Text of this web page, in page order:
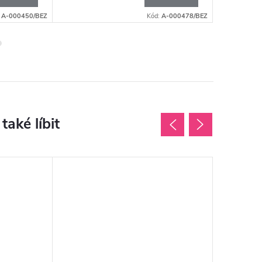
A-000450/BEZ Kód: A-000478/BEZ